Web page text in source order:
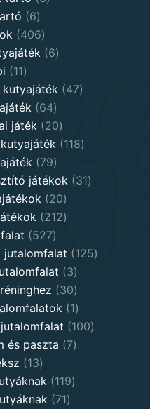
66
products
406406
products
66
1111
products4747
6464
products
játék 2020
products
118118
7979
products
játékok 3131
2020
products
212212
527527
products
jutalomfalat 125125
33
products
3030
products
11
product
100100
és paszta 77
1313
products
119119
7171